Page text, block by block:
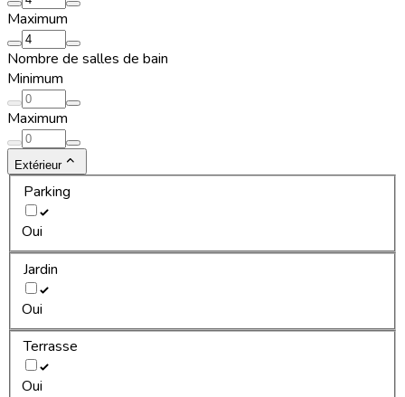
Maximum
Nombre de salles de bain
Minimum
Maximum
Extérieur
Parking
Oui
Jardin
Oui
Terrasse
Oui